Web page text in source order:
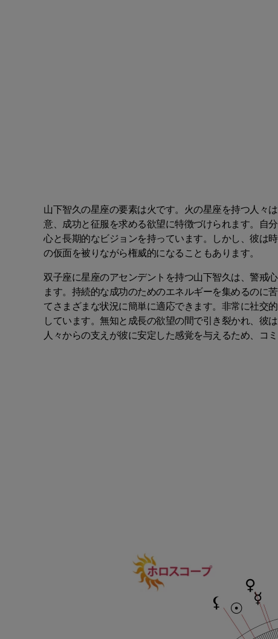
山下智久の星座の要素は火です。火の星座を持つ人々
意、成功と征服を求める欲望に特徴づけられます。自
心と長期的なビジョンを持っています。しかし、彼は
の仮面を被りながら権威的になることもあります。
双子座に星座のアセンデントを持つ山下智久は、警戒
ます。持続的な成功のためのエネルギーを集めるのに
てさまざまな状況に簡単に適応できます。非常に社交
しています。無知と成長の欲望の間で引き裂かれ、彼
人々からの支えが彼に安定した感覚を与えるため、コ